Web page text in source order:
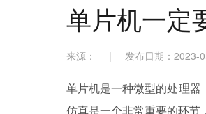
单片机一定
来源： | 发布日期：2023-
单片机是一种微型的处理器
仿真是一个非常重要的环节